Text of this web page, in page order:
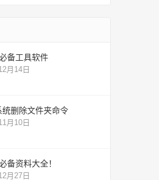
备工具软件
月14日
统删除文件夹命令
月10日
备资料大全！
月27日